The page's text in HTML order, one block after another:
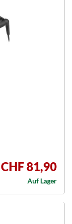
CHF 81,90
Auf Lager